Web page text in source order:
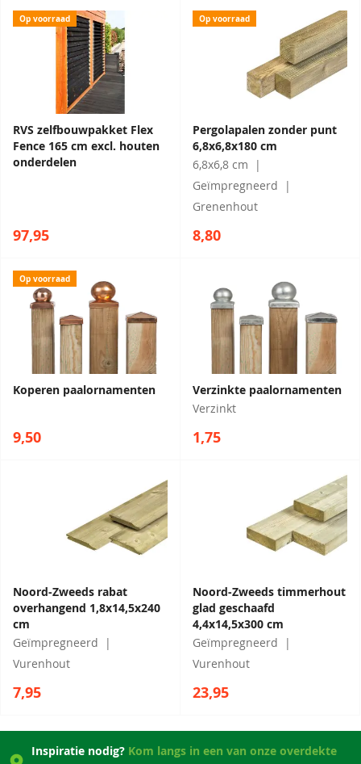
op.Op voorraad
RVS zelfbouwpakket Flex
Fence 165 cm excl. houten
onderdelen
97,95
Op voorraad
Pergolapalen zonder punt
6,8x6,8x180 cm
6,8x6,8 cm
Geïmpregneerd
Grenenhout
8,80
Op voorraad
Koperen paalornamenten
9,50
Verzinkte paalornamenten
Verzinkt
1,75
Noord-Zweeds rabat
overhangend 1,8x14,5x240
cm
Geïmpregneerd
Vurenhout
7,95
Noord-Zweeds timmerhout
glad geschaafd
4,4x14,5x300 cm
Geïmpregneerd
Vurenhout
23,95
Inspiratie nodig? Kom langs in een van onze overdekte